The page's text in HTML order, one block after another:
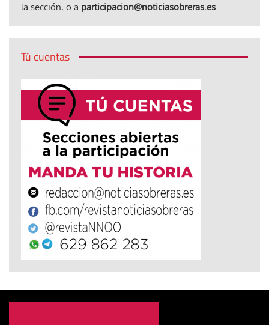
la sección, o a participacion@noticiasobreras.es
Tú cuentas